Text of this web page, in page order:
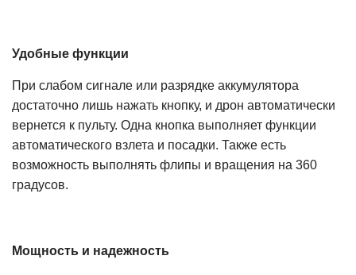
Удобные функции
При слабом сигнале или разрядке аккумулятора
достаточно лишь нажать кнопку, и дрон автоматически
вернется к пульту. Одна кнопка выполняет функции
автоматического взлета и посадки. Также есть
возможность выполнять флипы и вращения на 360
градусов.
Мощность и надежность